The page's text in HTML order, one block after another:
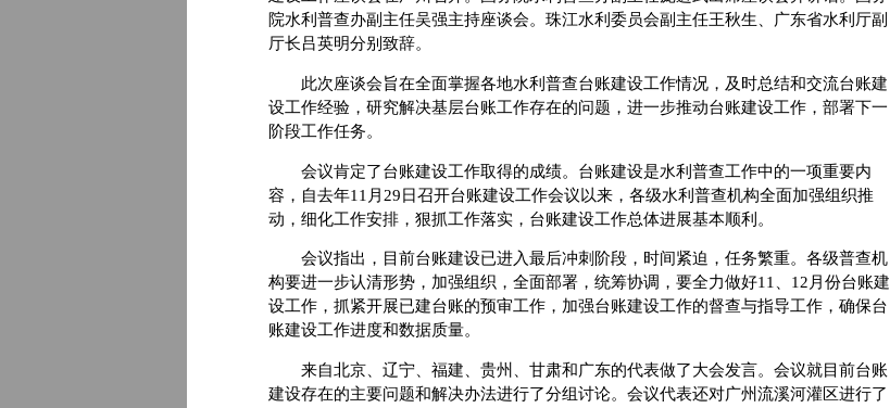
院水利普查办副主任吴强主持座谈会。珠江水利委员会副主任王秋生、广东省水利厅副
厅长吕英明分别致辞。
此次座谈会旨在全面掌握各地水利普查台账建设工作情况，及时总结和交流台账建
设工作经验，研究解决基层台账工作存在的问题，进一步推动台账建设工作，部署下一
阶段工作任务。
会议肯定了台账建设工作取得的成绩。台账建设是水利普查工作中的一项重要内
容，自去年11月29日召开台账建设工作会议以来，各级水利普查机构全面加强组织推
动，细化工作安排，狠抓工作落实，台账建设工作总体进展基本顺利。
会议指出，目前台账建设已进入最后冲刺阶段，时间紧迫，任务繁重。各级普查机
构要进一步认清形势，加强组织，全面部署，统筹协调，要全力做好11、12月份台账建
设工作，抓紧开展已建台账的预审工作，加强台账建设工作的督查与指导工作，确保台
账建设工作进度和数据质量。
来自北京、辽宁、福建、贵州、甘肃和广东的代表做了大会发言。会议就目前台账
建设存在的主要问题和解决办法进行了分组讨论。会议代表还对广州流溪河灌区进行了